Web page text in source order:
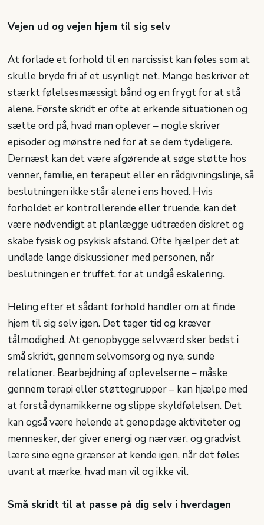
Vejen ud og vejen hjem til sig selv
At forlade et forhold til en narcissist kan føles som at
skulle bryde fri af et usynligt net. Mange beskriver et
stærkt følelsesmæssigt bånd og en frygt for at stå
alene. Første skridt er ofte at erkende situationen og
sætte ord på, hvad man oplever – nogle skriver
episoder og mønstre ned for at se dem tydeligere.
Dernæst kan det være afgørende at søge støtte hos
venner, familie, en terapeut eller en rådgivningslinje, så
beslutningen ikke står alene i ens hoved. Hvis
forholdet er kontrollerende eller truende, kan det
være nødvendigt at planlægge udtræden diskret og
skabe fysisk og psykisk afstand. Ofte hjælper det at
undlade lange diskussioner med personen, når
beslutningen er truffet, for at undgå eskalering.
Heling efter et sådant forhold handler om at finde
hjem til sig selv igen. Det tager tid og kræver
tålmodighed. At genopbygge selvværd sker bedst i
små skridt, gennem selvomsorg og nye, sunde
relationer. Bearbejdning af oplevelserne – måske
gennem terapi eller støttegrupper – kan hjælpe med
at forstå dynamikkerne og slippe skyldfølelsen. Det
kan også være helende at genopdage aktiviteter og
mennesker, der giver energi og nærvær, og gradvist
lære sine egne grænser at kende igen, når det føles
uvant at mærke, hvad man vil og ikke vil.
Små skridt til at passe på dig selv i hverdagen